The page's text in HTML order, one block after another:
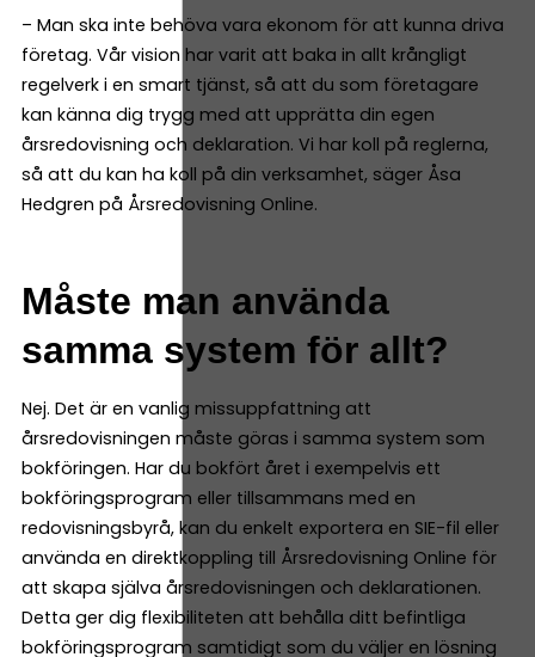
– Man ska inte behöva vara ekonom för att kunna driva
företag. Vår vision har varit att baka in allt krångligt
regelverk i en smart tjänst, så att du som företagare
kan känna dig trygg med att upprätta din egen
årsredovisning och deklaration. Vi har koll på reglerna,
så att du kan ha koll på din verksamhet, säger Åsa
Hedgren på Årsredovisning Online.
Måste man använda
samma system för allt?
Nej. Det är en vanlig missuppfattning att
årsredovisningen måste göras i samma system som
bokföringen. Har du bokfört året i exempelvis ett
bokföringsprogram eller tillsammans med en
redovisningsbyrå, kan du enkelt exportera en SIE-fil eller
använda en direktkoppling till Årsredovisning Online för
att skapa själva årsredovisningen och deklarationen.
Detta ger dig flexibiliteten att behålla ditt befintliga
bokföringsprogram samtidigt som du väljer en lösning